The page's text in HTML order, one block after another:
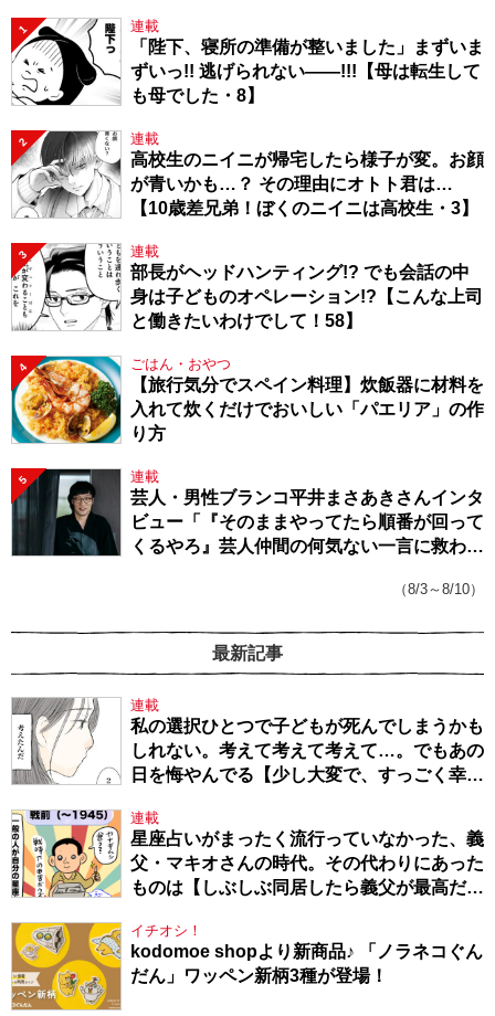
1 連載
「陛下、寝所の準備が整いました」まずいま
ずいっ!! 逃げられない――!!!【母は転生して
も母でした・8】
2 連載
高校生のニイニが帰宅したら様子が変。お顔
が青いかも…？ その理由にオトト君は…
【10歳差兄弟！ぼくのニイニは高校生・3】
3 連載
部長がヘッドハンティング!? でも会話の中
身は子どものオペレーション!?【こんな上司
と働きたいわけでして！58】
4 ごはん・おやつ
【旅行気分でスペイン料理】炊飯器に材料を
入れて炊くだけでおいしい「パエリア」の作
り方
5 連載
芸人・男性ブランコ平井まさあきさんインタ
ビュー「『そのままやってたら順番が回って
くるやろ』芸人仲間の何気ない一言に救われ
（8/3～8/10）
最新記事
連載
私の選択ひとつで子どもが死んでしまうかも
しれない。考えて考えて考えて…。でもあの
日を悔やんでる【少し大変で、すっごく幸せ
～・54】
連載
星座占いがまったく流行っていなかった、義
父・マキオさんの時代。その代わりにあった
ものは【しぶしぶ同居したら義父が最高だっ
イチオシ！
kodomoe shopより新商品♪ 「ノラネコぐん
だん」ワッペン新柄3種が登場！